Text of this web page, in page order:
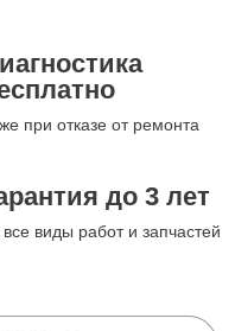
при отказе от ремонта
до 3 лет
все виды работ и запчастей